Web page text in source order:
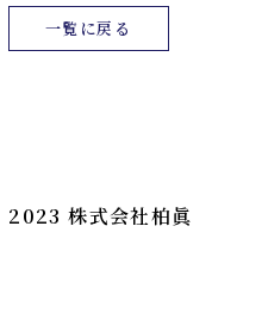
一覧に戻る
株式会社柏眞